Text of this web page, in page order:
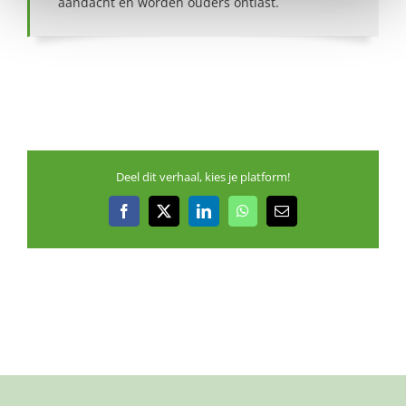
Deel dit verhaal, kies je platform!
Facebook
X LinkedInWhatsApp
E-